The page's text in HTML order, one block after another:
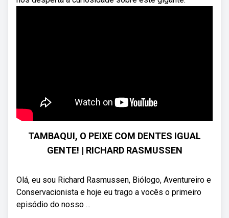
TAMBAQUI, O PEIXE COM DENTES IGUAL
GENTE! | RICHARD RASMUSSEN
Olá, eu sou Richard Rasmussen, Biólogo, Aventureiro e
Conservacionista e hoje eu trago a vocês o primeiro
episódio do nosso ...